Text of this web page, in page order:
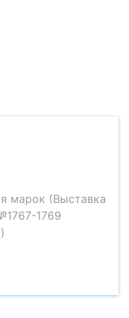
марок (Выставка
1769